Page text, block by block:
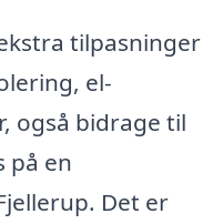
tilpasninger
el-
også bidrage til
på en
Det er